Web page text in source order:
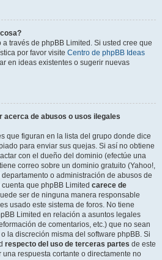
través de phpBB Limited. Si usted cree que
por favor visite Centro de phpBB Ideas
en ideas existentes o sugerir nuevas
acerca de abusos o usos ilegales
que figuran en la lista del grupo donde dice
para enviar sus quejas. Si así no obtiene
con el dueño del dominio (efectúe una
correo sobre un dominio gratuito (Yahoo!,
o administración de abusos de
que phpBB Limited carece de
ser de ninguna manera responsable
usado este sistema de foros. No tiene
Limited en relación a asuntos legales
de comentarios, etc.) que no sean
la discreción misma del software phpBB. Si
respecto del uso de terceras partes de este
respuesta cortante o directamente no